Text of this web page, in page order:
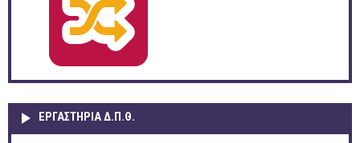
ΕΡΓΑΣΤΗΡΙΑ Δ.Π.Θ.